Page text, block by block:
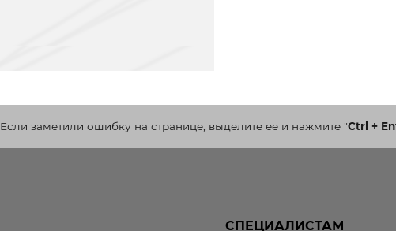
Если заметили ошибку на странице, выделите ее и нажмите"Ctrl +
СПЕЦИАЛИСТАМ